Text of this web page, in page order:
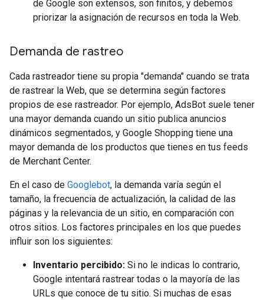
de Google son extensos, son finitos, y debemos
priorizar la asignación de recursos en toda la Web.
Demanda de rastreo
Cada rastreador tiene su propia "demanda" cuando se trata
de rastrear la Web, que se determina según factores
propios de ese rastreador. Por ejemplo, AdsBot suele tener
una mayor demanda cuando un sitio publica anuncios
dinámicos segmentados, y Google Shopping tiene una
mayor demanda de los productos que tienes en tus feeds
de Merchant Center.
En el caso de Googlebot, la demanda varía según el
tamaño, la frecuencia de actualización, la calidad de las
páginas y la relevancia de un sitio, en comparación con
otros sitios. Los factores principales en los que puedes
influir son los siguientes:
Inventario percibido: Si no le indicas lo contrario,
Google intentará rastrear todas o la mayoría de las
URLs que conoce de tu sitio. Si muchas de esas